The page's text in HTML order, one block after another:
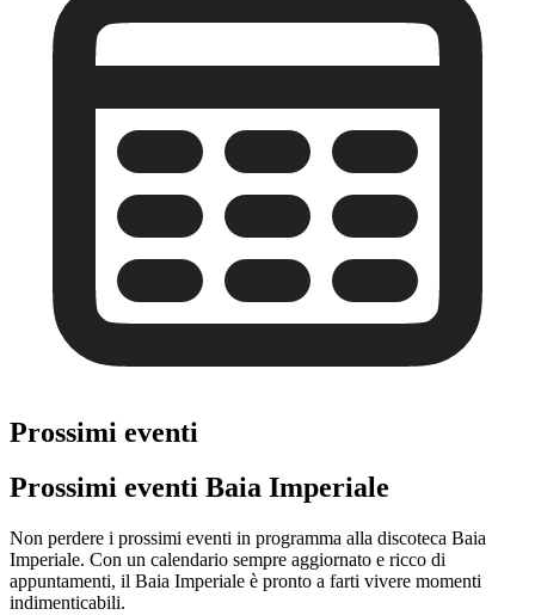
Prossimi eventi
Prossimi eventi Baia Imperiale
Non perdere i prossimi eventi in programma alla discoteca Baia
Imperiale. Con un calendario sempre aggiornato e ricco di
appuntamenti, il Baia Imperiale è pronto a farti vivere momenti
indimenticabili.